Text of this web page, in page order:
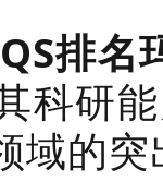
排名
科研
域的